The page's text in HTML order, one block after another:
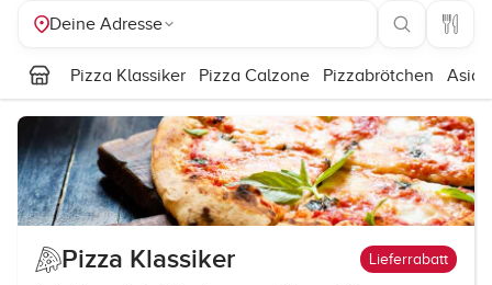
Deine Adresse
Pizza Klassiker Pizza Calzone Pizzabrötchen Asia
Pizza Klassiker Lieferrabatt